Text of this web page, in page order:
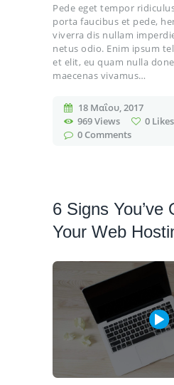
Pede eget tempor
porta faucibus et pede,
viverra dis nullam
netus odio. Enim ipsum
et elit, eu quam nulla
maecenas vivamus…
18 Μαΐου, 2017
969Views 0 Likes
0Comments
6 Signs You’ve
Your Web